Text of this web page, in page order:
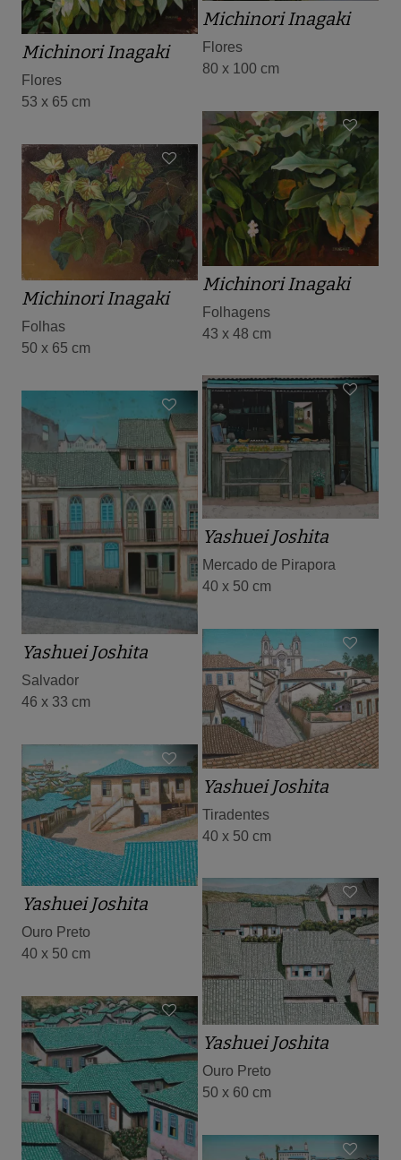
Michinori Inagaki
Flores
80 x 100 cm
Michinori Inagaki
Flores
53 x 65 cm
Michinori Inagaki
Folhagens
43 x 48 cm
Michinori Inagaki
Folhas
50 x 65 cm
Yashuei Joshita
Mercado de Pirapora
40 x 50 cm
Yashuei Joshita
Salvador
46 x 33 cm
Yashuei Joshita
Tiradentes
40 x 50 cm
Yashuei Joshita
Ouro Preto
40 x 50 cm
Yashuei Joshita
Ouro Preto
50 x 60 cm